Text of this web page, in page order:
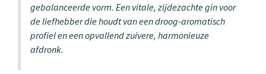
gebalanceerde vorm. Een vitale, zijdezachte gin voor
de liefhebber die houdt van een droog-aromatisch
profiel en een opvallend zuivere, harmonieuze
afdronk.